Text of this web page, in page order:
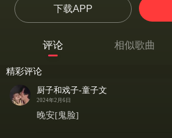
人等叶落地
不知因何起
月明水中镜
下载APP
评论 相似歌曲
精彩评论
厨子和戏子-童子文
2024年2月6日
晚安[鬼脸]